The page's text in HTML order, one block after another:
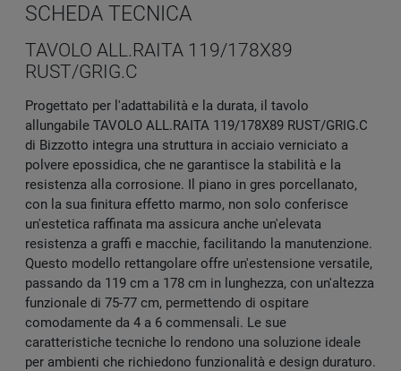
SCHEDA TECNICA
TAVOLO ALL.RAITA 119/178X89
RUST/GRIG.C
Progettato per l'adattabilità e la durata, il tavolo
allungabile TAVOLO ALL.RAITA 119/178X89 RUST/GRIG.C
di Bizzotto integra una struttura in acciaio verniciato a
polvere epossidica, che ne garantisce la stabilità e la
resistenza alla corrosione. Il piano in gres porcellanato,
con la sua finitura effetto marmo, non solo conferisce
un'estetica raffinata ma assicura anche un'elevata
resistenza a graffi e macchie, facilitando la manutenzione.
Questo modello rettangolare offre un'estensione versatile,
passando da 119 cm a 178 cm in lunghezza, con un'altezza
funzionale di 75-77 cm, permettendo di ospitare
comodamente da 4 a 6 commensali. Le sue
caratteristiche tecniche lo rendono una soluzione ideale
per ambienti che richiedono funzionalità e design duraturo.